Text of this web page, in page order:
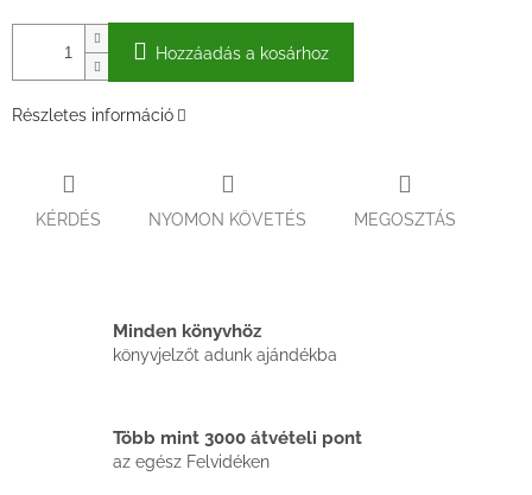
Hozzáadás a kosárhoz
Részletes információ
KÉRDÉS NYOMON KÖVETÉS MEGOSZTÁS
Minden könyvhöz
könyvjelzőt adunk ajándékba
Több mint 3000 átvételi pont
az egész Felvidéken